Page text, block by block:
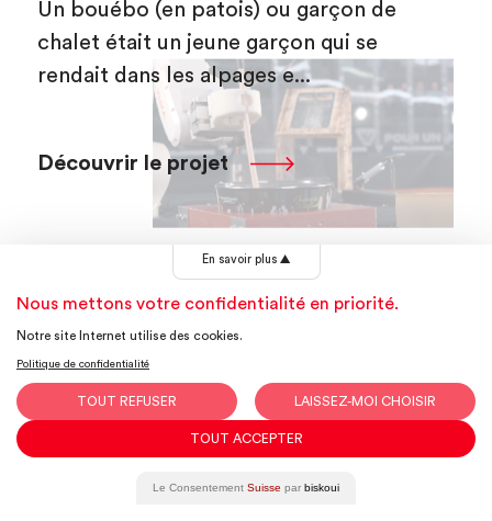
Découvrir le projet
Un bouébo (en patois) ou garçon de
chalet était un jeune garçon qui se
rendait dans les alpages e...
Vous avez un projet ?
Nous serions
ravis d'en
En savoir plus ▲
Nous mettons votre confidentialité en priorité.
Notre site Internet utilise des cookies.
Politique de confidentialité
TOUT REFUSER LAISSEZ-MOI CHOISIR
TOUT ACCEPTER
Le Consentement Suisse par biskoui